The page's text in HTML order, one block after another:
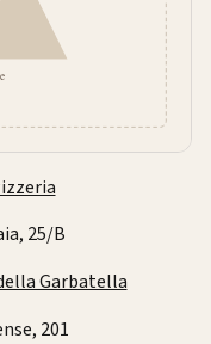
25/B
Garbatella
201